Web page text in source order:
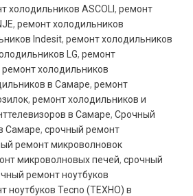
холодильников ASCOLI,ремонт
,ремонт холодильников
Indesit,ремонт холодильников
LG,ремонт
ремонт холодильников
в Самаре,ремонт
,ремонт холодильников и
в Самаре,Срочный
Самаре,срочный ремонт
ремонт микроволновок
микроволновых печей,срочный
ремонт ноутбуков
ноутбуков Tecno (ТЕХНО) в